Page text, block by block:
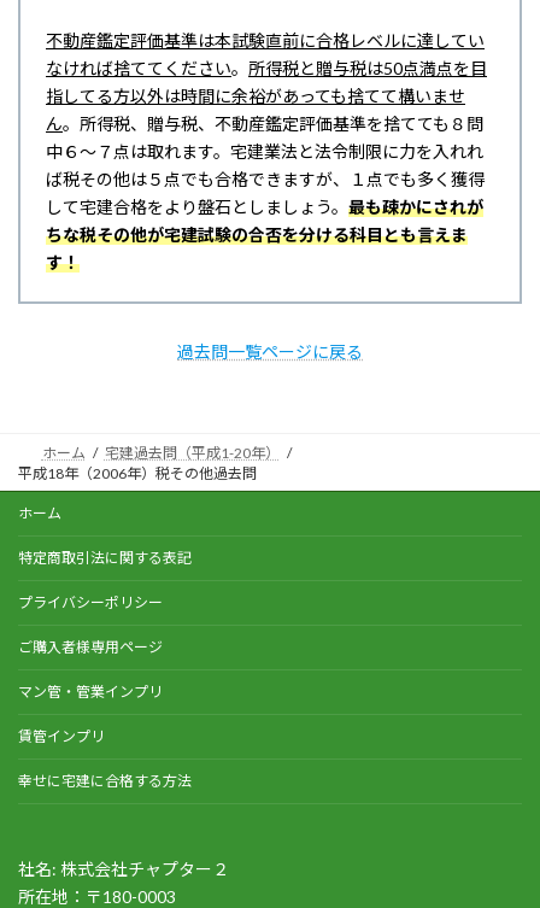
不動産鑑定評価基準は本試験直前に合格レベルに達してい
なければ捨ててください。 所得税と贈与税は50点満点を目
指してる方以外は時間に余裕があっても捨てて構いませ
ん。所得税、贈与税、不動産鑑定評価基準を捨てても８問
中６～７点は取れます。宅建業法と法令制限に力を入れれ
ば税その他は５点でも合格できますが、１点でも多く獲得
して宅建合格をより盤石としましょう。 最も疎かにされが
ちな税その他が宅建試験の合否を分ける科目とも言えま
す！
過去問一覧ページに戻る
ホーム
宅建過去問（平成1-20年）
平成18年（2006年）税その他過去問
ホーム
特定商取引法に関する表記
プライバシーポリシー
ご購入者様専用ページ
マン管・管業インプリ
賃管インプリ
幸せに宅建に合格する方法
社名: 株式会社チャプター２
所在地：〒180-0003